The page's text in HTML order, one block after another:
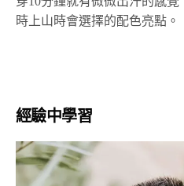
時上山時會選擇的配色亮點。
經驗中學習